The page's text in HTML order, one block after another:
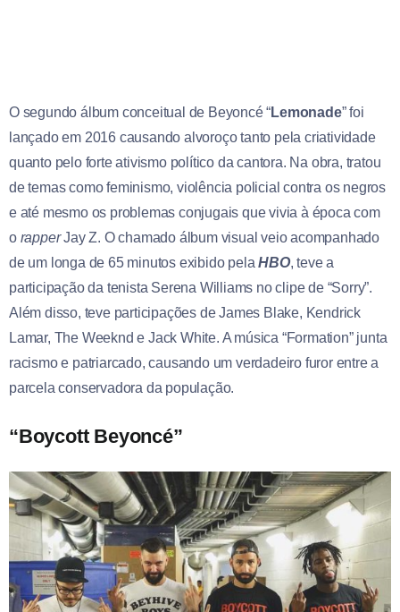
O segundo álbum conceitual de Beyoncé “Lemonade” foi
lançado em 2016 causando alvoroço tanto pela criatividade
quanto pelo forte ativismo político da cantora. Na obra, tratou
de temas como feminismo, violência policial contra os negros
e até mesmo os problemas conjugais que vivia à época com
o rapperJay Z. O chamado álbum visual veio acompanhado
de um longa de 65 minutos exibido pelaHBO, teve a
participação da tenista Serena Williams no clipe de “Sorry”.
Além disso, teve participações de James Blake, Kendrick
Lamar, The Weeknd e Jack White. A música “Formation” junta
racismo e patriarcado, causando um verdadeiro furor entre a
parcela conservadora da população.
“Boycott Beyoncé”